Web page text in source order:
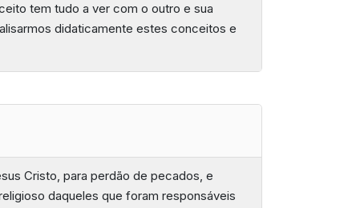
tem tudo a ver com o outro e sua
didaticamente estes conceitos e
Cristo, para perdão de pecados, e
daqueles que foram responsáveis